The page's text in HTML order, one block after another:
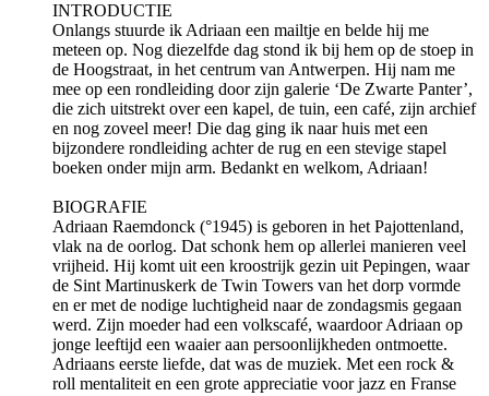
INTRODUCTIE
Onlangs stuurde ik Adriaan een mailtje en belde hij me
meteen op. Nog diezelfde dag stond ik bij hem op de stoep in
de Hoogstraat, in het centrum van Antwerpen. Hij nam me
mee op een rondleiding door zijn galerie ‘De Zwarte Panter’,
die zich uitstrekt over een kapel, de tuin, een café, zijn archief
en nog zoveel meer! Die dag ging ik naar huis met een
bijzondere rondleiding achter de rug en een stevige stapel
boeken onder mijn arm. Bedankt en welkom, Adriaan!
BIOGRAFIE
Adriaan Raemdonck (°1945) is geboren in het Pajottenland,
vlak na de oorlog. Dat schonk hem op allerlei manieren veel
vrijheid. Hij komt uit een kroostrijk gezin uit Pepingen, waar
de Sint Martinuskerk de Twin Towers van het dorp vormde
en er met de nodige luchtigheid naar de zondagsmis gegaan
werd. Zijn moeder had een volkscafé, waardoor Adriaan op
jonge leeftijd een waaier aan persoonlijkheden ontmoette.
Adriaans eerste liefde, dat was de muziek. Met een rock &
roll mentaliteit en een grote appreciatie voor jazz en Franse